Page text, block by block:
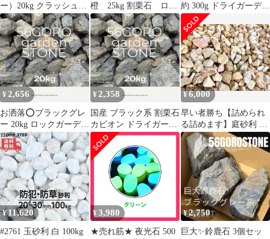
ー）20kg クラッシュロ
ック アクアリウム コケ
リウム
橙 25kg 割栗石 ロッ
クガーデン ドライガ
ーデン 天然
約 300g ドライガーデン
外構 園芸 ガーデニング
¥2,656
お洒落⭕️ブラックグレ
ー 20kg ロックガーデン
ドライガーデン チャー
ト石
¥2,358
国産 ブラック系 割栗石
カビオン ドライガーデ
ン ガーデンストーン 約
20kg
¥6,000
早い者勝ち【詰められ
る詰めます】庭砂利 ガ
ーデニング 外構 オシャ
レ 30kg
¥ 11,620
#2761 玉砂利 白 100kg
¥3,980
★売れ筋★ 夜光石 500
¥2,750
巨大✨鈴鹿石 3個セッ